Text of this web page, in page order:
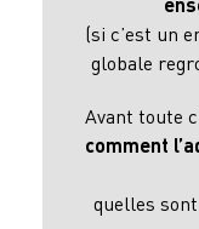
(si c’est un
globale
Avant toute
comment
quelles